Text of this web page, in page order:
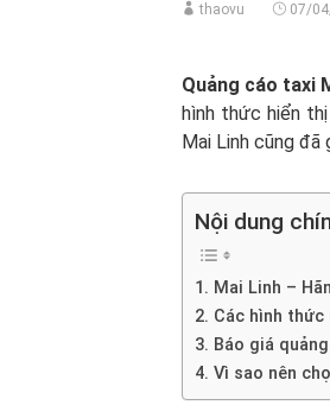
thaovu 07/
Quảng cáo taxi
hình thức hiển
Mai Linh cũng đã
Nội dung
1. Mai Linh –
2. Các hình
3. Báo giá
4. Vì sao nên